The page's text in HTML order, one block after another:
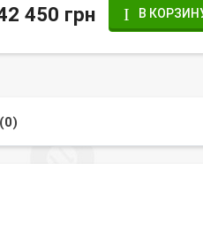
450 грн В